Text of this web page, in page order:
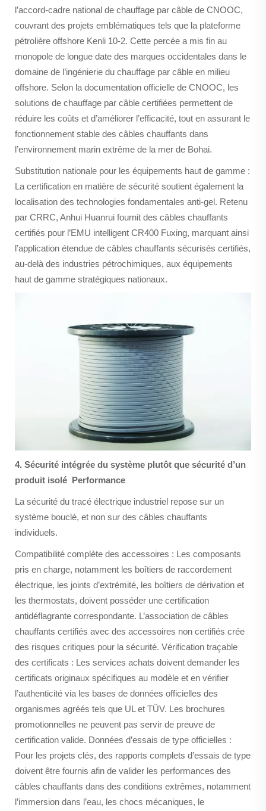
l’accord-cadre national de chauffage par câble de CNOOC,
couvrant des projets emblématiques tels que la plateforme
pétrolière offshore Kenli 10-2. Cette percée a mis fin au
monopole de longue date des marques occidentales dans le
domaine de l’ingénierie du chauffage par câble en milieu
offshore. Selon la documentation officielle de CNOOC, les
solutions de chauffage par câble certifiées permettent de
réduire les coûts et d’améliorer l’efficacité, tout en assurant le
fonctionnement stable des câbles chauffants dans
l’environnement marin extrême de la mer de Bohai.
Substitution nationale pour les équipements haut de gamme :
La certification en matière de sécurité soutient également la
localisation des technologies fondamentales anti-gel. Retenu
par CRRC, Anhui Huanrui fournit des câbles chauffants
certifiés pour l’EMU intelligent CR400 Fuxing, marquant ainsi
l’application étendue de câbles chauffants sécurisés certifiés,
au-delà des industries pétrochimiques, aux équipements
haut de gamme stratégiques nationaux.
4. Sécurité intégrée du système plutôt que sécurité d’un
produit isolé Performance
La sécurité du tracé électrique industriel repose sur un
système bouclé, et non sur des câbles chauffants
individuels.
Compatibilité complète des accessoires : Les composants
pris en charge, notamment les boîtiers de raccordement
électrique, les joints d’extrémité, les boîtiers de dérivation et
les thermostats, doivent posséder une certification
antidéflagrante correspondante. L’association de câbles
chauffants certifiés avec des accessoires non certifiés crée
des risques critiques pour la sécurité. Vérification traçable
des certificats : Les services achats doivent demander les
certificats originaux spécifiques au modèle et en vérifier
l’authenticité via les bases de données officielles des
organismes agréés tels que UL et TÜV. Les brochures
promotionnelles ne peuvent pas servir de preuve de
certification valide. Données d’essais de type officielles :
Pour les projets clés, des rapports complets d’essais de type
doivent être fournis afin de valider les performances des
câbles chauffants dans des conditions extrêmes, notamment
l’immersion dans l’eau, les chocs mécaniques, le